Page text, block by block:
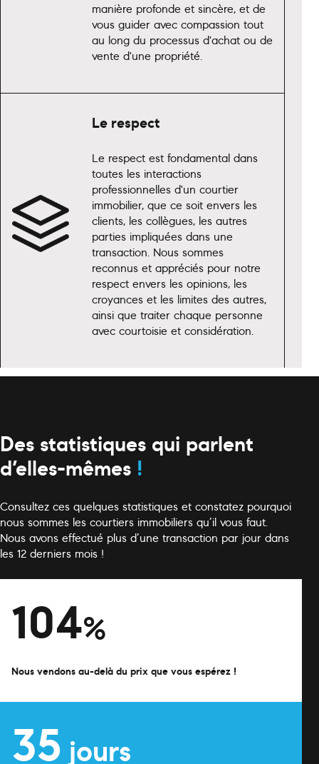
manière profonde et sincère, et de
vous guider avec compassion tout
au long du processus d'achat ou de
vente d'une propriété.
Le respect
Le respect est fondamental dans
toutes les interactions
professionnelles d'un courtier
immobilier, que ce soit envers les
clients, les collègues, les autres
parties impliquées dans une
transaction. Nous sommes
reconnus et appréciés pour notre
respect envers les opinions, les
croyances et les limites des autres,
ainsi que traiter chaque personne
avec courtoisie et considération.
Des statistiques qui parlent
d’elles-mêmes !
Consultez ces quelques statistiques et constatez pourquoi
nous sommes les courtiers immobiliers qu’il vous faut.
Nous avons effectué plus d’une transaction par jour dans
les 12 derniers mois !
104%
Nous vendons au-delà du prix que vous espérez !
35 jours